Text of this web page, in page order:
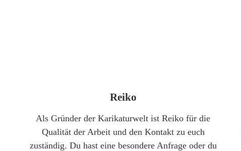
Reiko
Als Gründer der Karikaturwelt ist Reiko für die
Qualität der Arbeit und den Kontakt zu euch
zuständig. Du hast eine besondere Anfrage oder du